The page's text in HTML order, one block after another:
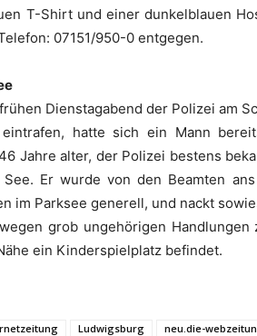
T-Shirt und einer dunkelblauen
07151/950-0 entgegen.
Dienstagabend der Polizei am
hatte sich ein Mann
Jahre alter, der Polizei bestens
Er wurde von den Beamten
im Parksee generell, und nackt
grob ungehörigen Handlungen
ein Kinderspielplatz befindet.
Ludwigsburg neu.die-